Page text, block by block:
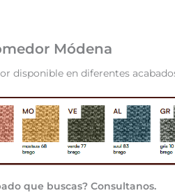
Módena
disponible en diferentes
que buscas? Consultanos.